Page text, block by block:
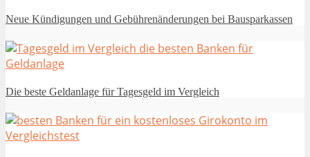
Neue Kündigungen und Gebührenänderungen bei Bausparkassen
Die beste Geldanlage für Tagesgeld im Vergleich